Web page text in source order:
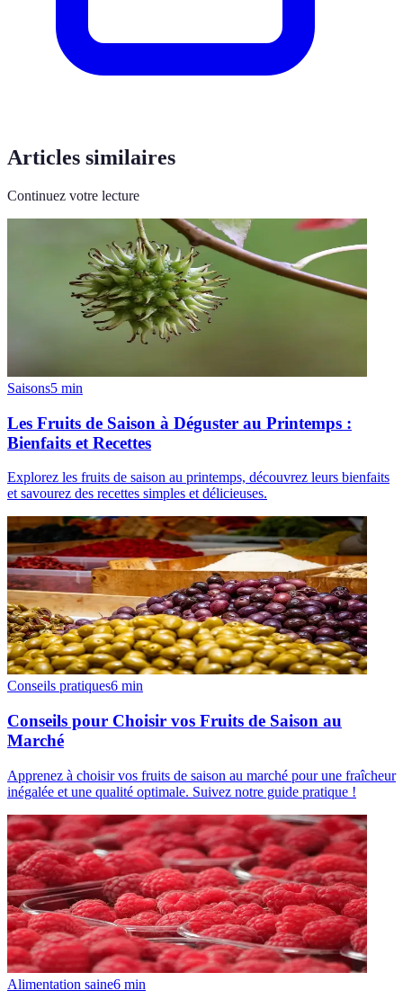
Articles similaires
Continuez votre lecture
Saisons5 min
Les Fruits de Saison à Déguster au Printemps :
Bienfaits et Recettes
Explorez les fruits de saison au printemps, découvrez leurs bienfaits
et savourez des recettes simples et délicieuses.
Conseils pratiques6 min
Conseils pour Choisir vos Fruits de Saison au
Marché
Apprenez à choisir vos fruits de saison au marché pour une fraîcheur
inégalée et une qualité optimale. Suivez notre guide pratique !
Alimentation saine6 min